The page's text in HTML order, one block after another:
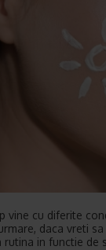
vine cu diferite
daca vreti
rutina in functie de